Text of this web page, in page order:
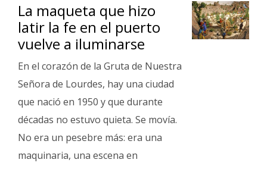
La maqueta que hizo
latir la fe en el puerto
vuelve a iluminarse
En el corazón de la Gruta de Nuestra
Señora de Lourdes, hay una ciudad
que nació en 1950 y que durante
décadas no estuvo quieta. Se movía.
No era un pesebre más: era una
maquinaria, una escena en